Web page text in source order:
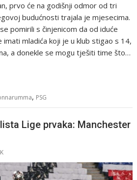
prvo će na godišnji odmor od tri
budućnosti trajala je mjesecima.
pomirili s činjenicom da od iduće
mladića koji je u klub stigao s 14,
a donekle se mogu tješiti time što…
, PSG
Lige prvaka: Manchester